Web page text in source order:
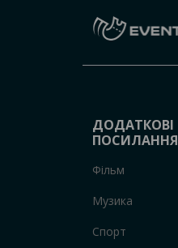
ДОДАТКОВІ
ПОСИЛАННЯ
Фільм
Музика
Спорт